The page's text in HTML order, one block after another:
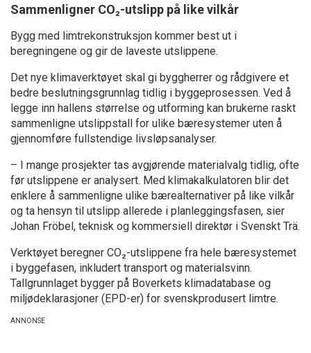
Sammenligner CO₂-utslipp på like vilkår
Bygg med limtrekonstruksjon kommer best ut i
beregningene og gir de laveste utslippene.
Det nye klimaverktøyet skal gi byggherrer og rådgivere et
bedre beslutningsgrunnlag tidlig i byggeprosessen. Ved å
legge inn hallens størrelse og utforming kan brukerne raskt
sammenligne utslippstall for ulike bæresystemer uten å
gjennomføre fullstendige livsløpsanalyser.
– I mange prosjekter tas avgjørende materialvalg tidlig, ofte
før utslippene er analysert. Med klimakalkulatoren blir det
enklere å sammenligne ulike bærealternativer på like vilkår
og ta hensyn til utslipp allerede i planleggingsfasen, sier
Johan Fröbel, teknisk og kommersiell direktør i Svenskt Trä.
Verktøyet beregner CO₂-utslippene fra hele bæresystemet
i byggefasen, inkludert transport og materialsvinn.
Tallgrunnlaget bygger på Boverkets klimadatabase og
miljødeklarasjoner (EPD-er) for svenskprodusert limtre.